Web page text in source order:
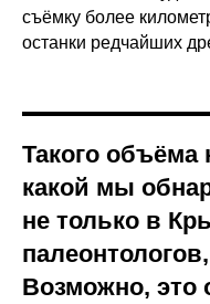
съёмку более
останки редчайших
Такого объёма
какой мы
не только в
Возможно, это